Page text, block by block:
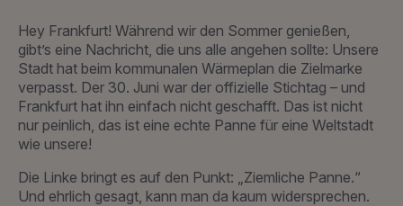
Hey Frankfurt! Während wir den Sommer genießen,
gibt’s eine Nachricht, die uns alle angehen sollte: Unsere
Stadt hat beim kommunalen Wärmeplan die Zielmarke
verpasst. Der 30. Juni war der offizielle Stichtag – und
Frankfurt hat ihn einfach nicht geschafft. Das ist nicht
nur peinlich, das ist eine echte Panne für eine Weltstadt
wie unsere!
Die Linke bringt es auf den Punkt: „Ziemliche Panne.“
Und ehrlich gesagt, kann man da kaum widersprechen.